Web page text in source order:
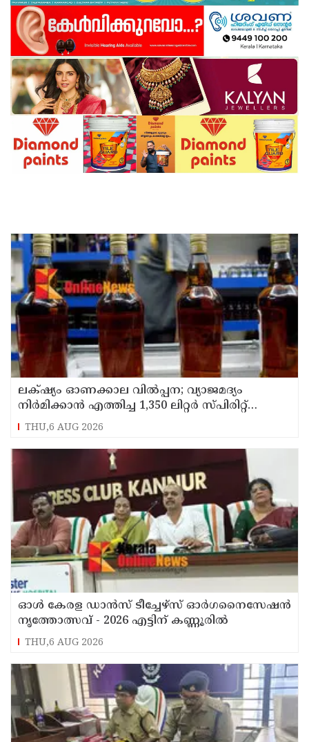
ലക്‌ഷ്യം ഓണക്കാല വിൽപ്പന; വ്യാജമദ്യം
നിർമിക്കാൻ എത്തിച്ച 1,350 ലിറ്റർ സ്പിരിറ്റ്
പിടികൂടി; രണ്ട് പേർ അറസ്റ്റിൽ
THU,6 AUG 2026
ഓൾ കേരള ഡാൻസ് ടീച്ചേഴ്സ് ഓർഗനൈസേഷൻ
നൃത്തോത്സവ് - 2026 എട്ടിന് കണ്ണൂരിൽ
THU,6 AUG 2026